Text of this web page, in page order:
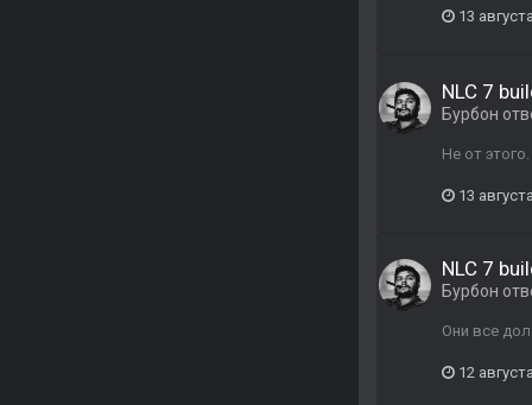
13
NLC 7
Бурбон
Не от
13
NLC 7
Бурбон
Они все
12